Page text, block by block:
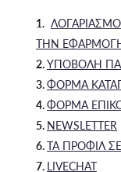
1.
ΤΗΝ
2.ΥΠΟΒΟΛΗ
3.ΦΟΡΜΑ
4.ΦΟΡΜΑ
5. NEWSLETTER
6.ΤΑ ΠΡΟΦΙΛ
7. LIVECHAT